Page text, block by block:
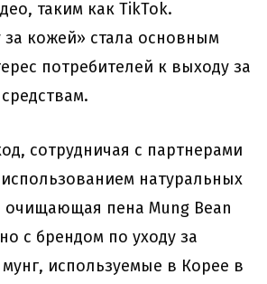
таким как TikTok.
кожей» стала основным
потребителей к выходу за
сотрудничая с партнерами
натуральных
очищающая пена Mung Bean
с брендом по уходу за
используемые в Корее в